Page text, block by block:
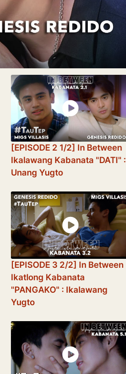
[EPISODE 2 1/2] In Between
Ikalawang Kabanata "DATI" :
Unang Yugto
[EPISODE 3 2/2] In Between
Ikatlong Kabanata
"PANGAKO" : Ikalawang
Yugto